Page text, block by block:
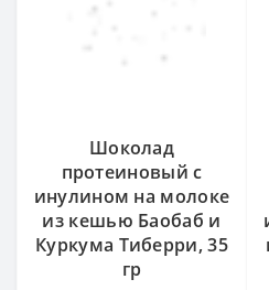
Шоколад
протеиновый с
инулином на молоке
из кешью Баобаб и
Куркума Тиберри, 35
гр